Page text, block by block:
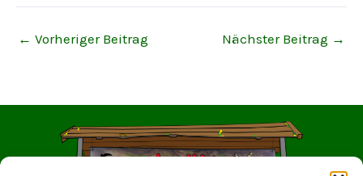
← Vorheriger Beitrag Nächster Beitrag →